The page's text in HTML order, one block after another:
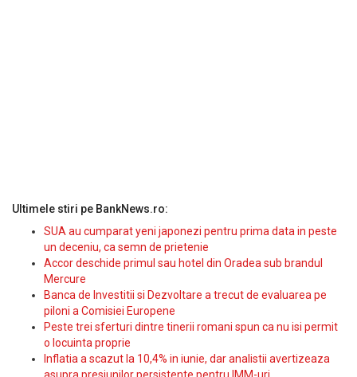
Ultimele stiri pe BankNews.ro:
SUA au cumparat yeni japonezi pentru prima data in peste
un deceniu, ca semn de prietenie
Accor deschide primul sau hotel din Oradea sub brandul
Mercure
Banca de Investitii si Dezvoltare a trecut de evaluarea pe
piloni a Comisiei Europene
Peste trei sferturi dintre tinerii romani spun ca nu isi permit
o locuinta proprie
Inflatia a scazut la 10,4% in iunie, dar analistii avertizeaza